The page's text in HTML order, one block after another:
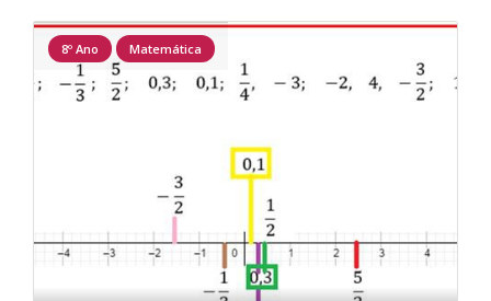
8º Ano Matemática